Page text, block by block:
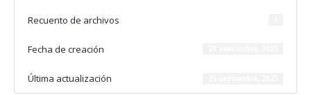
Recuento de archivos
Fecha de creación
Última actualización